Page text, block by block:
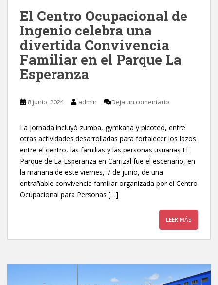
El Centro Ocupacional de
Ingenio celebra una
divertida Convivencia
Familiar en el Parque La
Esperanza
8 junio, 2024 admin Deja un comentario
La jornada incluyó zumba, gymkana y picoteo, entre
otras actividades desarrolladas para fortalecer los lazos
entre el centro, las familias y las personas usuarias El
Parque de La Esperanza en Carrizal fue el escenario, en
la mañana de este viernes, 7 de junio, de una
entrañable convivencia familiar organizada por el Centro
Ocupacional para Personas […]
LEER MÁS